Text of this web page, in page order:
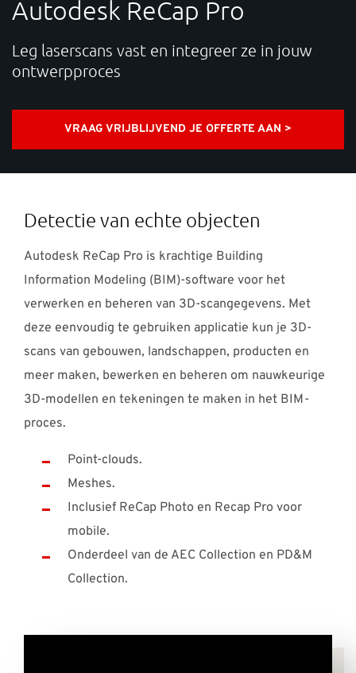
OVER ONS
CONTACT
Waarmee kunnen we je helpen?
Nederland NTI Group Brasil Danmark
Deutschland France España Ireland
Ísland
Italia
Norge Suomi Sverige UK
Autodesk ReCap Pro
Leg laserscans vast en integreer ze in jouw
ontwerpproces
VRAAG VRIJBLIJVEND JE OFFERTE AAN >
Detectie van echte objecten
Autodesk ReCap Pro is krachtige Building
Information Modeling (BIM)-software voor het
verwerken en beheren van 3D-scangegevens. Met
deze eenvoudig te gebruiken applicatie kun je 3D-
scans van gebouwen, landschappen, producten en
meer maken, bewerken en beheren om nauwkeurige
3D-modellen en tekeningen te maken in het BIM-
proces.
Point-clouds.
Meshes.
Inclusief ReCap Photo en Recap Pro voor
mobile.
Onderdeel van de AEC Collection en PD&M
Collection.